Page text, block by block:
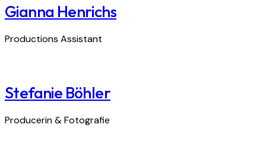
Gianna Henrichs
Productions Assistant
Stefanie Böhler
Producerin & Fotografie